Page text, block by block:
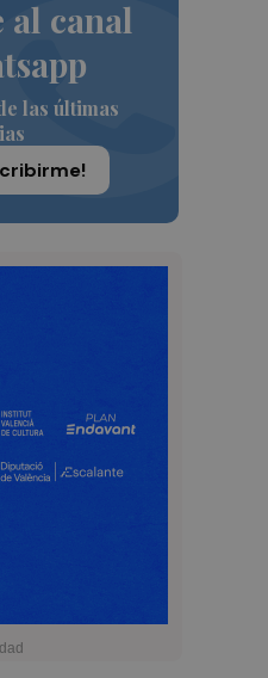
al canal
las últimas